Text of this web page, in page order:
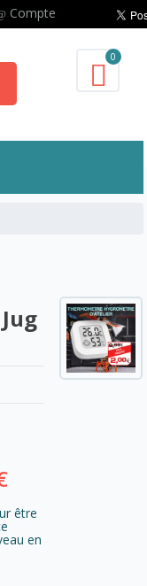
Compte
0
être
en